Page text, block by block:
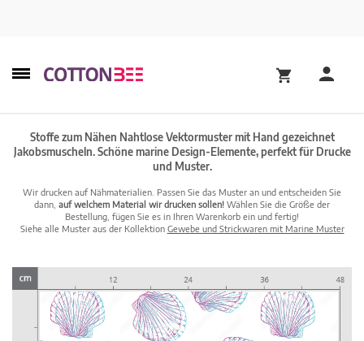
Stoffe zum Nähen Nahtlose Vektormuster mit Hand gezeichnet
Jakobsmuscheln. Schöne marine Design-Elemente, perfekt für Drucke
und Muster.
Wir drucken auf Nähmaterialien. Passen Sie das Muster an und entscheiden Sie
dann, auf welchem Material wir drucken sollen! Wählen Sie die Größe der
Bestellung, fügen Sie es in Ihren Warenkorb ein und fertig!
Siehe alle Muster aus der Kollektion Gewebe und Strickwaren mit Marine Muster